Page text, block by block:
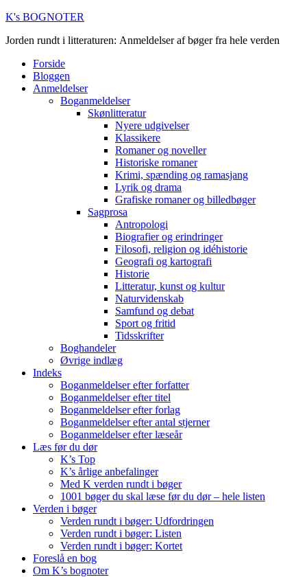
K's BOGNOTER
Jorden rundt i litteraturen: Anmeldelser af bøger fra hele verden
Forside
Bloggen
Anmeldelser
Boganmeldelser
Skønlitteratur
Nyere udgivelser
Klassikere
Romaner og noveller
Historiske romaner
Krimi, spænding og ramasjang
Lyrik og drama
Grafiske romaner og billedbøger
Sagprosa
Antropologi
Biografier og erindringer
Filosofi, religion og idéhistorie
Geografi og kartografi
Historie
Litteratur, kunst og kultur
Naturvidenskab
Samfund og debat
Sport og fritid
Tidsskrifter
Boghandeler
Øvrige indlæg
Indeks
Boganmeldelser efter forfatter
Boganmeldelser efter titel
Boganmeldelser efter forlag
Boganmeldelser efter antal stjerner
Boganmeldelser efter læseår
Læs før du dør
K’s Top
K’s årlige anbefalinger
Med K verden rundt i bøger
1001 bøger du skal læse før du dør – hele listen
Verden i bøger
Verden rundt i bøger: Udfordringen
Verden rundt i bøger: Listen
Verden rundt i bøger: Kortet
Foreslå en bog
Om K’s bognoter